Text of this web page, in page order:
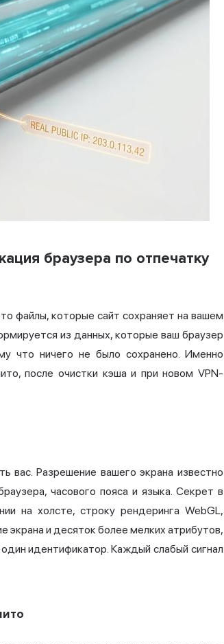
браузера по отпечатку
файлы, которые сайт сохраняет на вашем
из данных, которые ваш браузер
что ничего не было сохранено. Именно
после очистки кэша и при новом VPN-
вас. Разрешение вашего экрана известно
часового пояса и языка. Секрет в
на холсте, строку рендеринга WebGL,
экрана и десяток более мелких атрибутов,
идентификатор. Каждый слабый сигнал